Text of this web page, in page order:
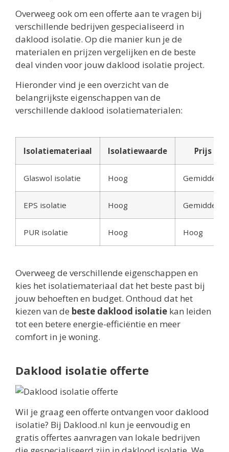
Overweeg ook om een offerte aan te vragen bij
verschillende bedrijven gespecialiseerd in
daklood isolatie. Op die manier kun je de
materialen en prijzen vergelijken en de beste
deal vinden voor jouw daklood isolatie project.
Hieronder vind je een overzicht van de
belangrijkste eigenschappen van de
verschillende daklood isolatiematerialen:
Isolatiemateriaal Isolatiewaarde Prijs
Glaswol isolatie Hoog Gemiddeld
EPS isolatie Hoog Gemiddeld
PUR isolatie Hoog Hoog
Overweeg de verschillende eigenschappen en
kies het isolatiemateriaal dat het beste past bij
jouw behoeften en budget. Onthoud dat het
kiezen van de beste daklood isolatie kan leiden
tot een betere energie-efficiëntie en meer
comfort in je woning.
Daklood isolatie offerte
Wil je graag een offerte ontvangen voor daklood
isolatie? Bij Daklood.nl kun je eenvoudig en
gratis offertes aanvragen van lokale bedrijven